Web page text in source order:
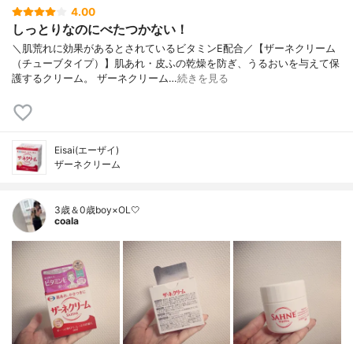
4.00
しっとりなのにべたつかない！
＼肌荒れに効果があるとされているビタミンE配合／【ザーネクリーム
（チューブタイプ）】肌あれ・皮ふの乾燥を防ぎ、うるおいを与えて保
護するクリーム。 ザーネクリーム…続きを見る
Eisai(エーザイ)
ザーネクリーム
3歳＆0歳boy×OL🤍
coala